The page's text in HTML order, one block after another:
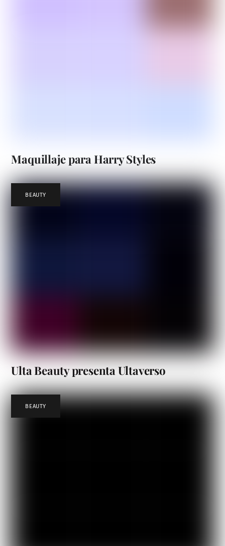
Maquillaje para Harry Styles
BEAUTY
Ulta Beauty presenta Ultaverso
BEAUTY